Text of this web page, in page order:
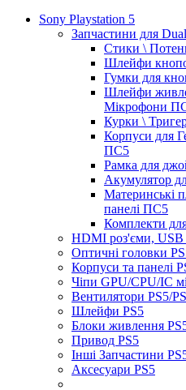
Sony Playstation 5
Запчастини для
Стики \
Шлейфи
Гумки для
Шлейфи
Мікрофони
Курки \
Корпуси для
ПС5
Рамка для
Акумулятор
Материнські
панелі ПС5
Комплекти
HDMI роз'єми, USB
Оптичні головки
Корпуси та панелі
Чіпи GPU/CPU/IC
Вентилятори PS5/
Шлейфи PS5
Блоки живлення
Привод PS5
Інші Запчастини
Аксесуари PS5